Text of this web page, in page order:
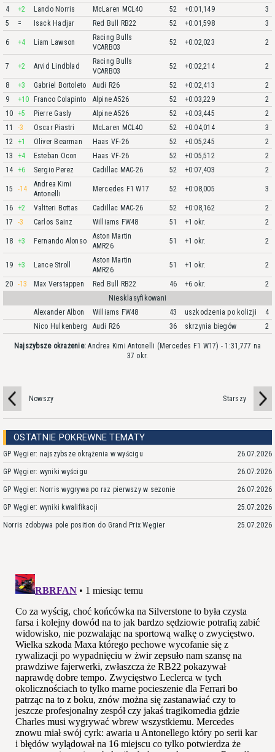
4
+2 Lando Norris McLaren MCL40 52 +0:01,149
3
5
= Isack Hadjar Red Bull RB22 52 +0:01,598 3
6 +4 Liam Lawson
Racing Bulls
VCARB03
52 +0:02,023 2
7 +2 Arvid Lindblad
Racing Bulls
VCARB03
52 +0:02,214 2
8 +3 Gabriel Bortoleto Audi R26 52 +0:02,413
2
9
+10 Franco Colapinto Alpine A526 52 +0:03,229
2
10
+5 Pierre Gasly Alpine A526 52 +0:03,445
2
11
-3 Oscar Piastri McLaren MCL40 52 +0:04,014
3
12
+1 Oliver Bearman Haas VF-26 52 +0:05,245
2
13
+4 Esteban Ocon Haas VF-26 52 +0:05,512
2
14
+6 Sergio Perez Cadillac MAC-26 52 +0:07,403 2
15 -14
Andrea Kimi
Antonelli
Mercedes F1 W17 52 +0:08,005 3
16 +2 Valtteri Bottas Cadillac MAC-26 52 +0:08,162
2
17
-3 Carlos Sainz Williams FW48 51 +1 okr. 2
18 +3 Fernando Alonso
Aston Martin
AMR26
51 +1 okr. 2
19 +3 Lance Stroll
Aston Martin
AMR26
51 +1 okr. 2
20 -13 Max Verstappen Red Bull RB22 46 +6 okr.
2
Niesklasyfikowani
Alexander Albon
Williams FW48 43 uszkodzenia po kolizji
4
Nico Hulkenberg
Audi R26 36 skrzynia biegów 2
Najszybsze okrażenie: Andrea Kimi Antonelli (Mercedes F1 W17) - 1:31,777 na
37 okr.
Nowszy Starszy
OSTATNIE POKREWNE TEMATY
GP Węgier: najszybsze okrążenia w wyścigu 26.07.2026
GP Węgier: wyniki wyścigu 26.07.2026
GP Węgier: Norris wygrywa po raz pierwszy w sezonie 26.07.2026
GP Węgier: wyniki kwalifikacji 25.07.2026
Norris zdobywa pole position do Grand Prix Węgier 25.07.2026